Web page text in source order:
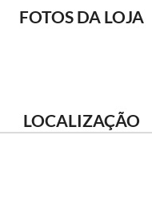
FOTOS DA LOJA
LOCALIZAÇÃO